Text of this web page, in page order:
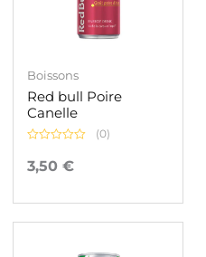
Boissons
Red bull Poire
Canelle
0
sur
(0)
3,50 €